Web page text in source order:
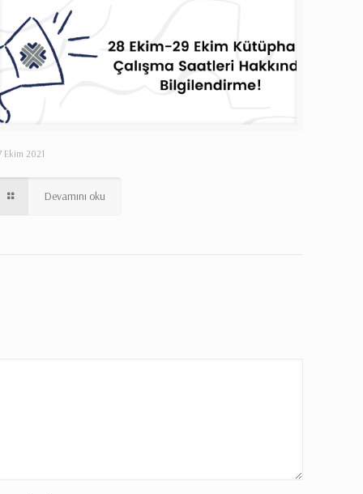
Ekim 2021
Devamını oku